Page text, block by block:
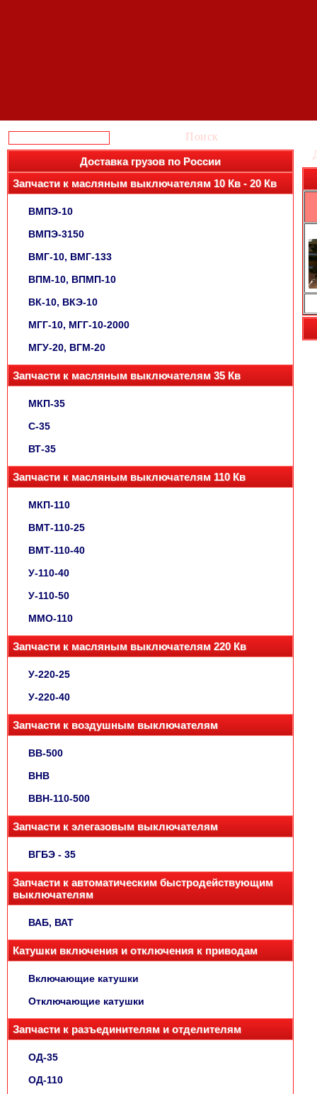
Поиск
Доставка грузов по России
Запчасти к масляным выключателям 10 Кв - 20 Кв
ВМПЭ-10
ВМПЭ-3150
ВМГ-10, ВМГ-133
ВПМ-10, ВПМП-10
ВК-10, ВКЭ-10
МГГ-10, МГГ-10-2000
МГУ-20, ВГМ-20
Запчасти к масляным выключателям 35 Кв
МКП-35
С-35
ВТ-35
Запчасти к масляным выключателям 110 Кв
МКП-110
ВМТ-110-25
ВМТ-110-40
У-110-40
У-110-50
ММО-110
Запчасти к масляным выключателям 220 Кв
У-220-25
У-220-40
Запчасти к воздушным выключателям
ВВ-500
ВНВ
ВВН-110-500
Запчасти к элегазовым выключателям
ВГБЭ - 35
Запчасти к автоматическим быстродействующим
выключателям
ВАБ, ВАТ
Катушки включения и отключения к приводам
Включающие катушки
Отключающие катушки
Запчасти к разъединителям и отделителям
ОД-35
ОД-110